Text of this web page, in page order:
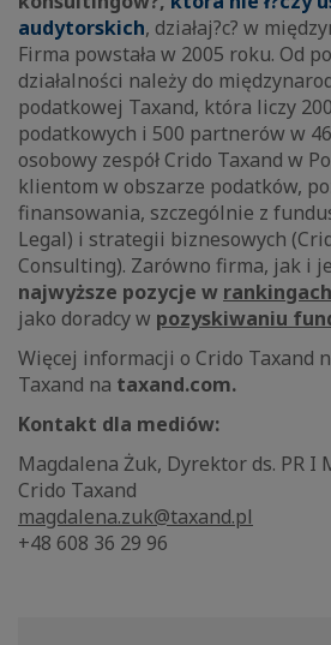
audytorskich, działaj?c? w
Firma powstała w 2005 roku. Od
działalności należy do
podatkowej Taxand, która liczy
podatkowych i 500 partnerów w
osobowy zespół Crido Taxand w
klientom w obszarze podatków,
finansowania, szczególnie z
Legal) i strategii biznesowych
Consulting). Zarówno firma, jak i
najwyższe pozycje w
jako doradcy w pozyskiwaniu
Więcej informacji o Crido Taxand
Taxand na taxand.com.
Kontakt dla mediów:
Magdalena Żuk, Dyrektor ds. PR I
Crido Taxand
magdalena.zuk@taxand.pl
+48 608 36 29 96